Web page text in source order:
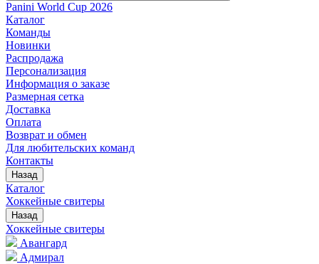
Panini World Cup 2026
Каталог
Команды
Новинки
Распродажа
Персонализация
Информация о заказе
Размерная сетка
Доставка
Оплата
Возврат и обмен
Для любительских команд
Контакты
Назад
Каталог
Хоккейные свитеры
Назад
Хоккейные свитеры
Авангард
Адмирал